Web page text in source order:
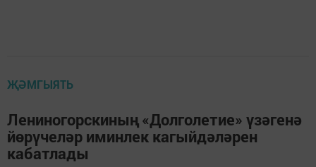
ҖӘМГЫЯТЬ
Лениногорскиның «Долголетие» үзәгенә
йөрүчеләр иминлек кагыйдәләрен
кабатлады